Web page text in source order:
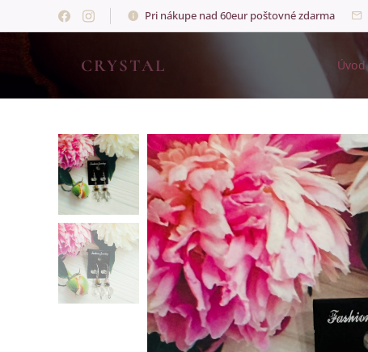
Pri nákupe nad 60eur poštovné zdarma
CRYSTAL Úvod